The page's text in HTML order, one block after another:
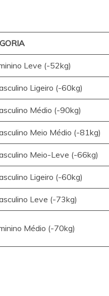
Leve (-52kg)
Ligeiro (-60kg)
Médio (-90kg)
Meio Médio (-81kg)
Meio-Leve (-66kg)
Ligeiro (-60kg)
Leve (-73kg)
Médio (-70kg)